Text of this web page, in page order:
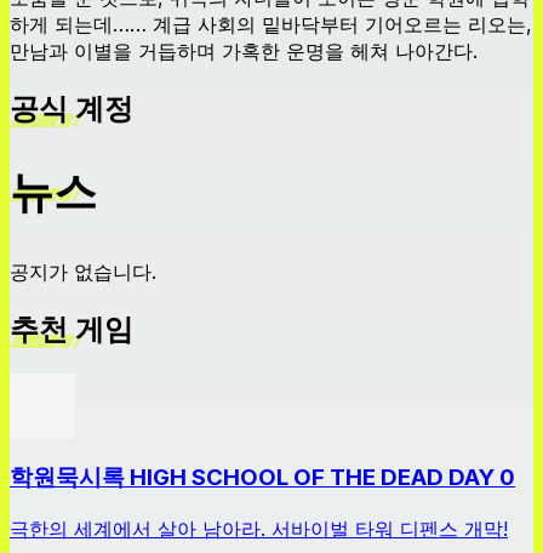
하게 되는데…… 계급 사회의 밑바닥부터 기어오르는 리오는,
만남과 이별을 거듭하며 가혹한 운명을 헤쳐 나아간다.
공식 계정
뉴스
공지가 없습니다.
추천 게임
학원묵시록 HIGH SCHOOL OF THE DEAD DAY 0
극한의 세계에서 살아 남아라. 서바이벌 타워 디펜스 개막!